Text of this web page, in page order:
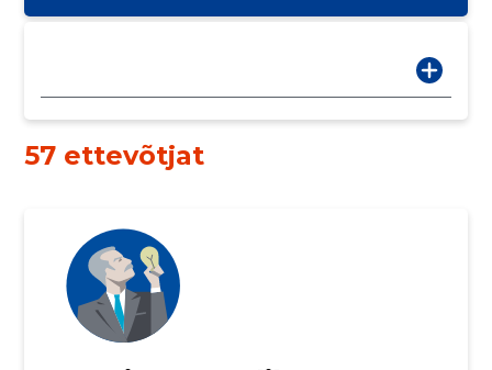
57 ettevõtjat